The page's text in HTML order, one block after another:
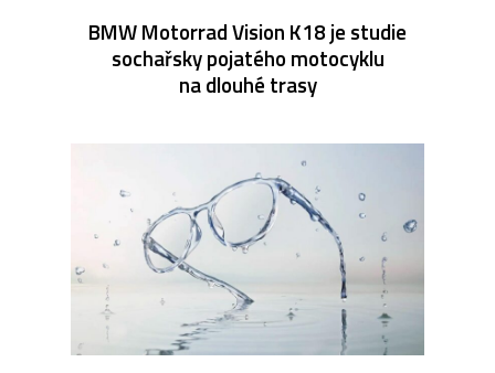
BMW Motorrad Vision K18 je studie
sochařsky pojatého motocyklu
na dlouhé trasy